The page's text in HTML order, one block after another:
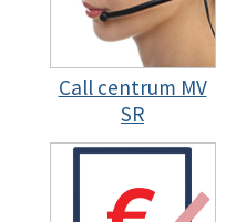
Call centrum MV
SR